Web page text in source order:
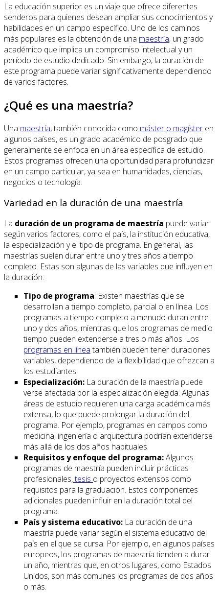
La educación superior es un viaje que ofrece diferentes
senderos para quienes desean ampliar sus conocimientos y
habilidades en un campo específico. Uno de los caminos
más populares es la obtención de una maestría, un grado
académico que implica un compromiso intelectual y un
período de estudio dedicado. Sin embargo, la duración de
este programa puede variar significativamente dependiendo
de varios factores.
¿Qué es una maestría?
Una maestría, también conocida como máster o magíster en
algunos países, es un grado académico de posgrado que
generalmente se enfoca en un área específica de estudio.
Estos programas ofrecen una oportunidad para profundizar
en un campo particular, ya sea en humanidades, ciencias,
negocios o tecnología.
Variedad en la duración de una maestría
La duración de un programa de maestría puede variar
según varios factores, como el país, la institución educativa,
la especialización y el tipo de programa. En general, las
maestrías suelen durar entre uno y tres años a tiempo
completo. Estas son algunas de las variables que influyen en
la duración:
Tipo de programa: Existen maestrías que se
desarrollan a tiempo completo, parcial o en línea. Los
programas a tiempo completo a menudo duran entre
uno y dos años, mientras que los programas de medio
tiempo pueden extenderse a tres o más años. Los
programas en líneatambién pueden tener duraciones
variables, dependiendo de la flexibilidad que ofrezcan a
los estudiantes.
Especialización: La duración de la maestría puede
verse afectada por la especialización elegida. Algunas
áreas de estudio requieren una carga académica más
extensa, lo que puede prolongar la duración del
programa. Por ejemplo, programas en campos como
medicina, ingeniería o arquitectura podrían extenderse
más allá de los dos años habituales.
Requisitos y enfoque del programa:Algunos
programas de maestría pueden incluir prácticas
profesionales,tesis o proyectos extensos como
requisitos para la graduación. Estos componentes
adicionales pueden influir en la duración total del
programa.
País y sistema educativo: La duración de una
maestría puede variar según el sistema educativo del
país en el que se cursa. Por ejemplo, en algunos países
europeos, los programas de maestría tienden a durar
un año, mientras que, en otros lugares, como Estados
Unidos, son más comunes los programas de dos años
o más.